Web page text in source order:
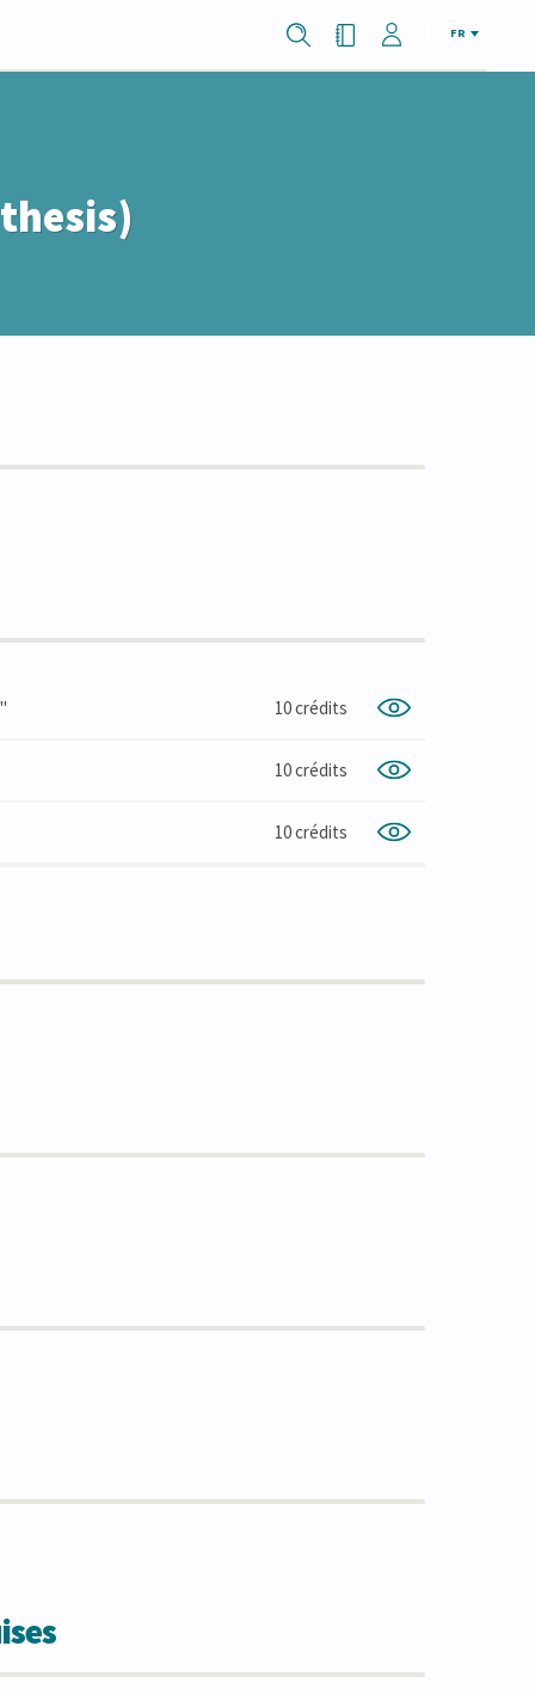
FR
10 crédits
10 crédits
10 crédits